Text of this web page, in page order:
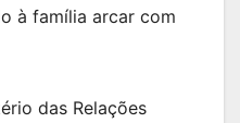
à família arcar com
das Relações